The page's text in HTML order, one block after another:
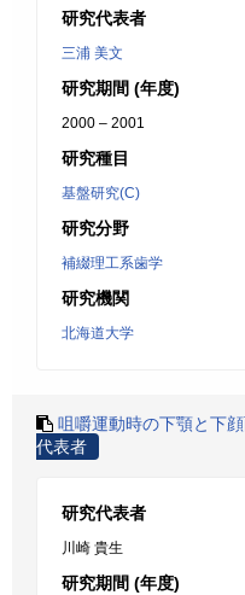
研究代表者
三浦 美文
研究期間 (年度)
2000 – 2001
研究種目
基盤研究(C)
研究分野
補綴理工系歯学
研究機関
北海道大学
咀嚼運動時の下顎と下
代表者
研究代表者
川崎 貴生
研究期間 (年度)